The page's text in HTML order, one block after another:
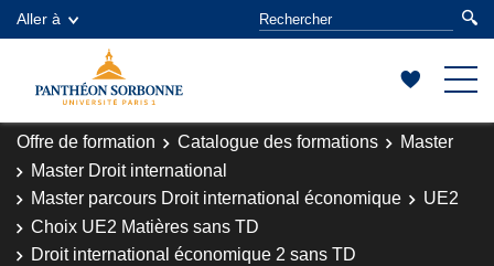
Aller à
Offre de formation Catalogue des formations
Master
Master Droit international
Master parcours Droit international économique
UE2
Choix UE2 Matières sans TD
Droit international économique 2 sans TD